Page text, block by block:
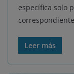
específica solo
Leer más